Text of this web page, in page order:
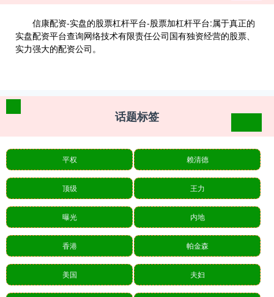
信康配资-实盘的股票杠杆平台-股票加杠杆平台:属于真正的
实盘配资平台查询网络技术有限责任公司国有独资经营的股票、
实力强大的配资公司。
话题标签
平权 赖清德
顶级 王力
曝光 内地
香港 帕金森
美国 夫妇